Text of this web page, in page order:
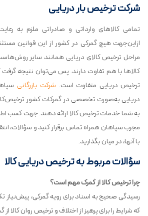
شرکت ترخیص بار دریایی
تمامی کالاهای وارداتی و صادراتی ملزم به
ازاین‌جهت هیچ گمرکی در کشور از این قوانین
مراحل ترخیص کالای دریایی همانند سایر
کالاها با هم تفاوت دارند. پس می‌توان نتیجه گرفت
ترخیص دریایی متفاوت است. شرکت بازرگانی
دریایی به‌صورت تخصصی در گمرکات کشور
به شما خدمات ترخیص کالا ارائه دهند. جهت کسب
مجرب سپاهان همراه تماس برقرار کنید و سؤالات،
با آنها، در میان بگذارید.
سؤالات مربوط به ترخیص دریایی کالا
چرا ترخیص کالا از گمرک مهم است؟
رسیدگی صحیح به اسناد برای رویه گمرکی، پیش‌نیاز
که شرایط را برای پرهیز از اختلاف و ترخیص روان کالا از